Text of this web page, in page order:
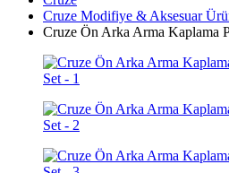
Cruze Modifiye & Aksesuar
Cruze Ön Arka Arma Kaplama